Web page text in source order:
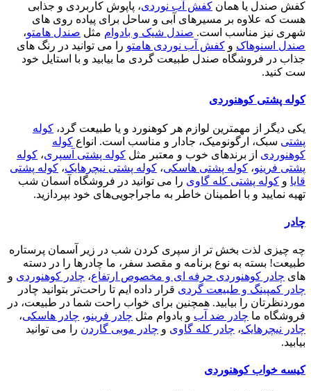
کفش صندل یا همان کفش آب نوردی، پاپوش کاربردی و جذابی
هست که علاوه بر مسیرهای آبی و ساحل برای پیاده روی های
شهری نیز مناسب است. صندل شیک و بادوام مثل صندل هامتو،
صندل اسنوهاک و کفش آب نوردی هامتو را می توانید در رنگ های
جذاب در فروشگاه صندل طبیعت گردی ما بیابید و با استایل خود
ست کنید.
کوله پشتی کوهنوردی
یکی دیگر از مهمترین لوازم هر کوهنورد و یا طبیعت گرد، کوله
پشتی سبک، ارگونومیک، جادار و مناسب است. انواع کوله
کوهنوردی از برندهای خوب و معتبر مثل کوله پشتی آسپری، کوله
پشتی فرینو، کوله پشتی هاسکی، کوله پشتی نیچرهایک، کوله پشتی
قایا و کوله پشتی کله گاوی را می توانید در فروشگاه آسمان شب
تهیه نمایید و با اطمینان خاطر به ماجراجویی‌های خود بپردازید.
چادر
چه چیزی لذت بخش تر از سپری کردن شب در زیر آسمان پرستاره
طبیعت! بسته به نوع برنامه و مقصد سفر، ما چادرها را در دسته
های چادر کوهنوردی حرفه ای و مخصوص ارتفاع، چادر کوهنوردی و
چادر کمپینگ و طبیعت گردی قرار داده ایم تا راحت‌تر بتوانید چادر
موردنظرتان را بیابید. همچنین برای خواب راحت شما در طبیعت، در
فروشگاه ما چادر ضد آب و بادوام مثل چادر فرینو، چادر هاسکی،
چادر نیچرهایک، چادر کله گاوی و چادر موبی گاردن را می توانید
بیابید.
کیسه خواب کوهنوردی